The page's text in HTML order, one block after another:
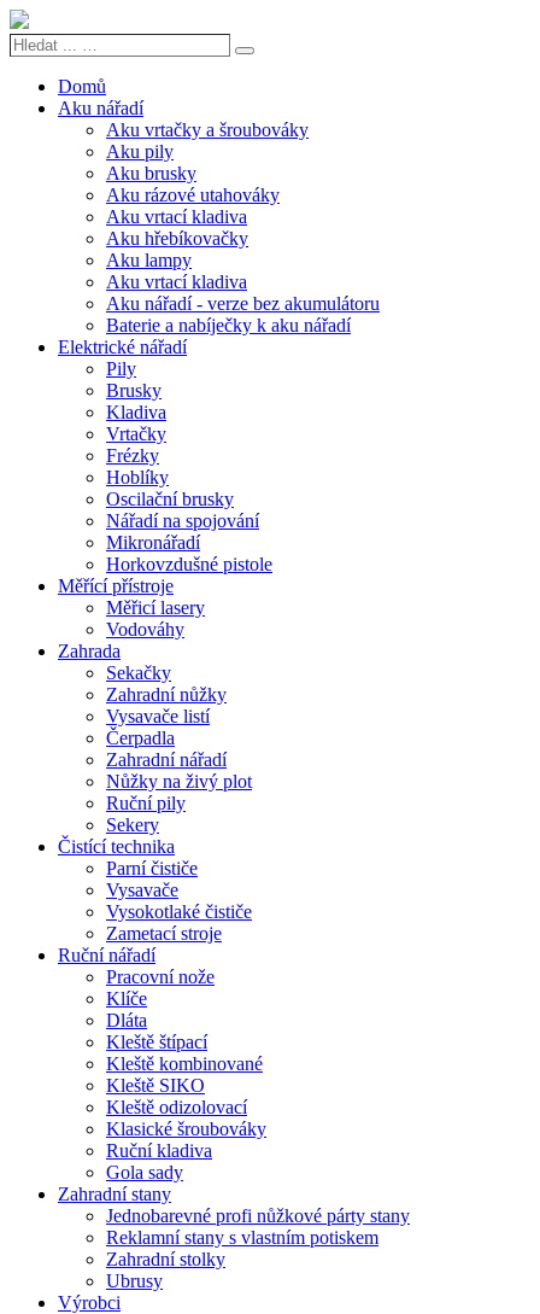
Hledat
Search
Domů
Aku nářadí
Aku vrtačky a šroubováky
Aku pily
Aku brusky
Aku rázové utahováky
Aku vrtací kladiva
Aku hřebíkovačky
Aku lampy
Aku vrtací kladiva
Aku nářadí - verze bez akumulátoru
Baterie a nabíječky k aku nářadí
Elektrické nářadí
Pily
Brusky
Kladiva
Vrtačky
Frézky
Hoblíky
Oscilační brusky
Nářadí na spojování
Mikronářadí
Horkovzdušné pistole
Měřící přístroje
Měřicí lasery
Vodováhy
Zahrada
Sekačky
Zahradní nůžky
Vysavače listí
Čerpadla
Zahradní nářadí
Nůžky na živý plot
Ruční pily
Sekery
Čistící technika
Parní čističe
Vysavače
Vysokotlaké čističe
Zametací stroje
Ruční nářadí
Pracovní nože
Klíče
Dláta
Kleště štípací
Kleště kombinované
Kleště SIKO
Kleště odizolovací
Klasické šroubováky
Ruční kladiva
Gola sady
Zahradní stany
Jednobarevné profi nůžkové párty stany
Reklamní stany s vlastním potiskem
Zahradní stolky
Ubrusy
Výrobci